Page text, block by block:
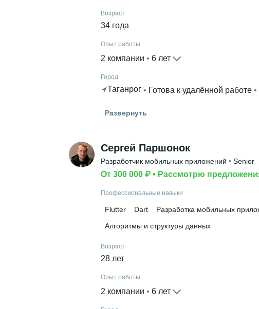
Возраст
34 года
Опыт работы
2 компании 6 лет
Город
Таганрог • Готова к удалённой работе •
Развернуть
Сергей Паршонок
Разработчик мобильных приложений • Senior
От 300 000 ₽ • Рассмотрю
Профессиональные навыки
Flutter Dart Разработка мобильных
Алгоритмы и структуры данных
Возраст
28 лет
Опыт работы
2 компании 6 лет